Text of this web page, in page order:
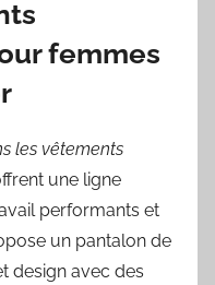
femmes
les vêtements
une ligne
performants et
un pantalon de
design avec des